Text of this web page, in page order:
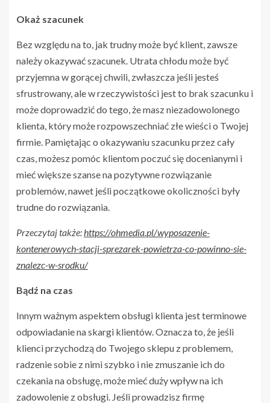
Okaż szacunek
Bez względu na to, jak trudny może być klient, zawsze
należy okazywać szacunek. Utrata chłodu może być
przyjemna w gorącej chwili, zwłaszcza jeśli jesteś
sfrustrowany, ale w rzeczywistości jest to brak szacunku i
może doprowadzić do tego, że masz niezadowolonego
klienta, który może rozpowszechniać złe wieści o Twojej
firmie. Pamiętając o okazywaniu szacunku przez cały
czas, możesz pomóc klientom poczuć się docenianymi i
mieć większe szanse na pozytywne rozwiązanie
problemów, nawet jeśli początkowe okoliczności były
trudne do rozwiązania.
Przeczytaj także: https://ohmedia.pl/wyposazenie-
kontenerowych-stacji-sprezarek-powietrza-co-powinno-sie-
znalezc-w-srodku/
Bądź na czas
Innym ważnym aspektem obsługi klienta jest terminowe
odpowiadanie na skargi klientów. Oznacza to, że jeśli
klienci przychodzą do Twojego sklepu z problemem,
radzenie sobie z nimi szybko i nie zmuszanie ich do
czekania na obsługę, może mieć duży wpływ na ich
zadowolenie z obsługi. Jeśli prowadzisz firmę